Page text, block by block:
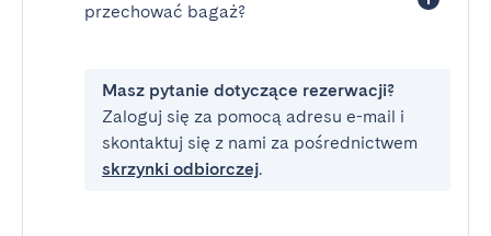
przechować bagaż?
Masz pytanie dotyczące rezerwacji?
Zaloguj się za pomocą adresu e-mail i
skontaktuj się z nami za pośrednictwem
skrzynki odbiorczej.